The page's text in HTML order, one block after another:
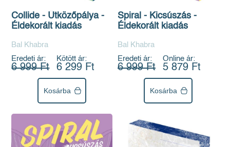
Collide - Ütközőpálya -
Éldekorált kiadás
Bal Khabra
Eredeti ár:
6 999 Ft
Kötött ár:
6 299 Ft
Kosárba
Spiral - Kicsúszás -
Éldekorált kiadás
Bal Khabra
Eredeti ár:
6 999 Ft
Online ár:
5 879 Ft
Kosárba